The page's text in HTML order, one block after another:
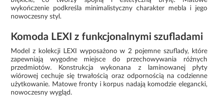
wykończenie podkreśla minimalistyczny charakter mebla i jego
nowoczesny styl.
Komoda LEXI z funkcjonalnymi szufladami
Model z kolekcji LEXI wyposażono w 2 pojemne szuflady, które
zapewniają wygodne miejsce do przechowywania różnych
przedmiotów. Konstrukcja wykonana z laminowanej płyty
wiórowej cechuje się trwałością oraz odpornością na codzienne
użytkowanie. Matowe fronty i korpus nadają komodzie elegancki,
nowoczesny wygląd.